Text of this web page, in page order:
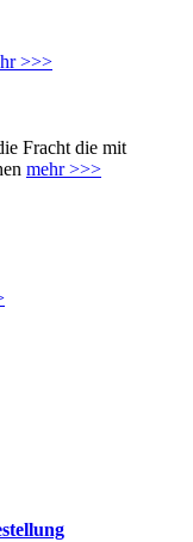
>>>
Fracht die mit
mehr >>>